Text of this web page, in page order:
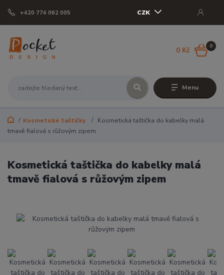
Menu
CZK
+420 774 062 005
0
0 Kč
Kosmetické taštičky
Kosmetická taštička do kabelky malá
tmavě fialová s růžovým zipem
Kosmetická taštička do kabelky malá
tmavě fialová s růžovým zipem